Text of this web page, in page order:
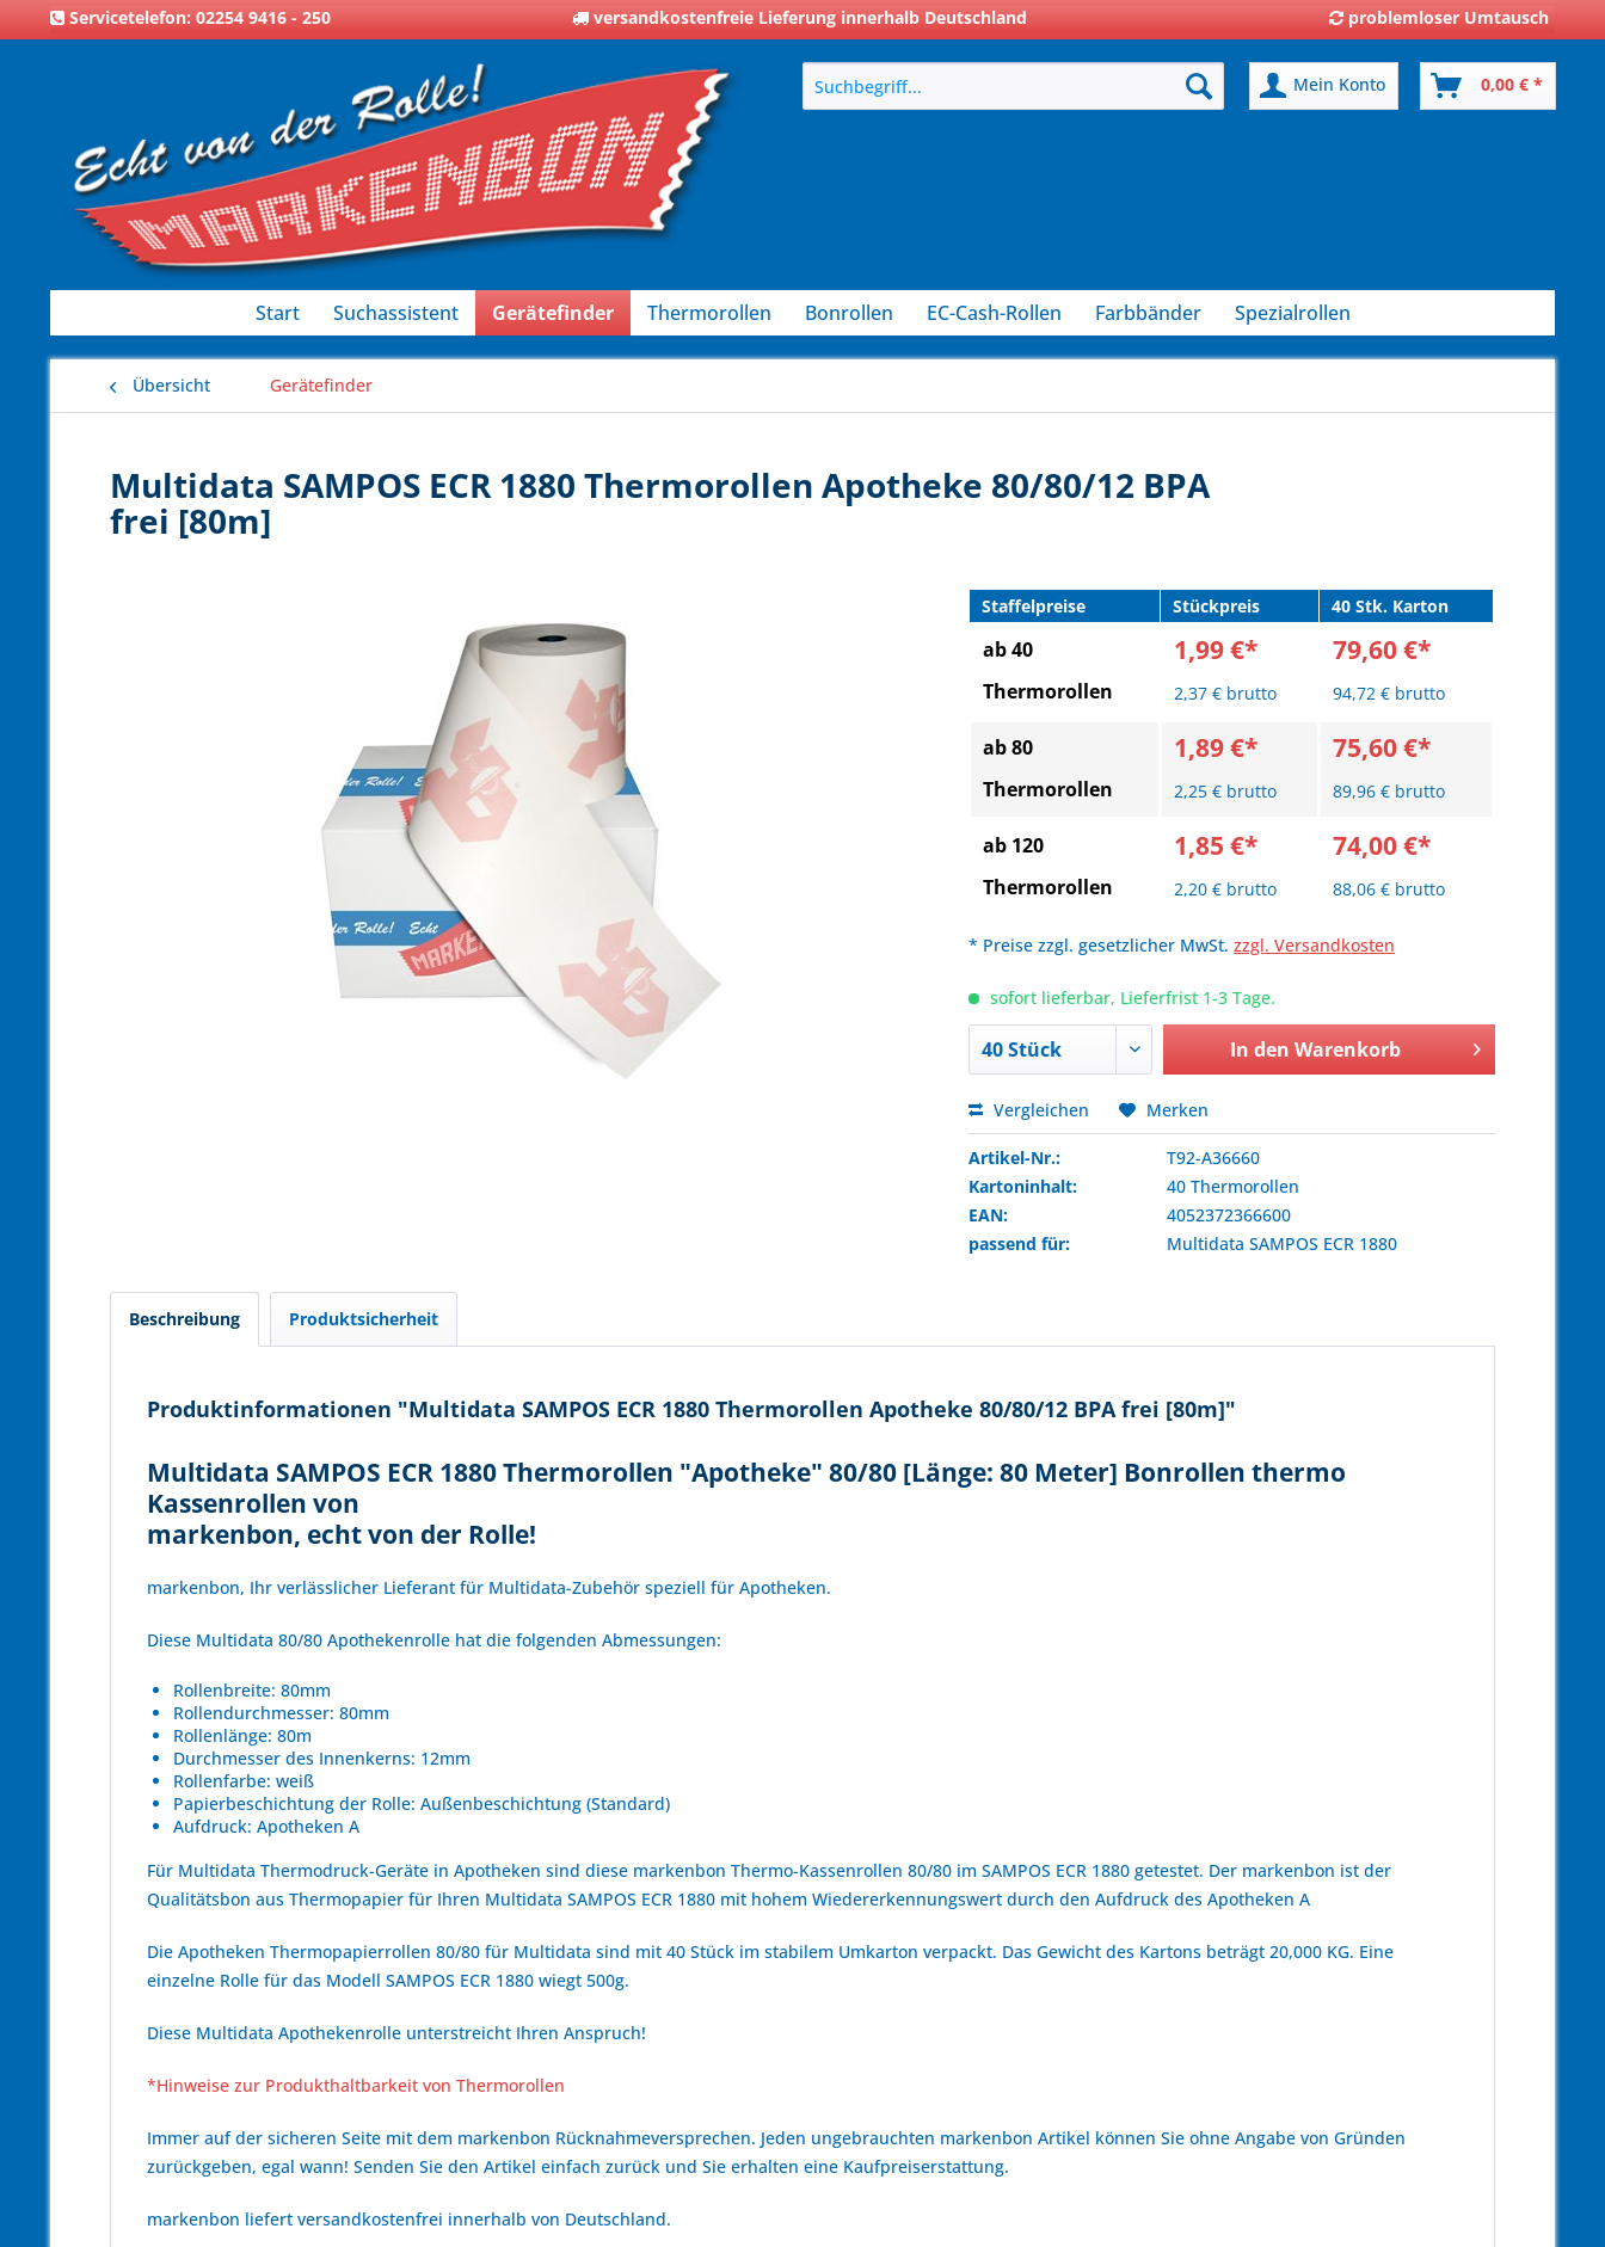
Servicetelefon: 02254 9416 - 250 versandkostenfreie Lieferung innerhalb Deutschland problemloser Umtausch
Mein Konto 0,00 € *
Start Suchassistent Gerätefinder Thermorollen Bonrollen EC-Cash-Rollen Farbbänder Spezialrollen
Übersicht Gerätefinder
Multidata SAMPOS ECR 1880 Thermorollen Apotheke 80/80/12 BPA
frei [80m]
Staffelpreise Stückpreis 40 Stk. Karton
ab 40
Thermorollen
1,99 €*
2,37 € brutto
79,60 €*
94,72 € brutto
ab 80
Thermorollen
1,89 €*
2,25 € brutto
75,60 €*
89,96 € brutto
ab 120
Thermorollen
1,85 €*
2,20 € brutto
74,00 €*
88,06 € brutto
* Preise zzgl. gesetzlicher MwSt.zzgl. Versandkosten
sofort lieferbar, Lieferfrist 1-3 Tage.
In den Warenkorb
Vergleichen Merken
Artikel-Nr.:
T92-A36660
Kartoninhalt:
40 Thermorollen
EAN:
4052372366600
passend für:
Multidata SAMPOS ECR 1880
Beschreibung Produktsicherheit
Produktinformationen "Multidata SAMPOS ECR 1880 Thermorollen Apotheke 80/80/12 BPA frei [80m]"
Multidata SAMPOS ECR 1880 Thermorollen "Apotheke" 80/80 [Länge: 80 Meter] Bonrollen thermo
Kassenrollen von
markenbon, echt von der Rolle!
markenbon, Ihr verlässlicher Lieferant für Multidata-Zubehör speziell für Apotheken.
Diese Multidata 80/80 Apothekenrolle hat die folgenden Abmessungen:
Rollenbreite: 80mm
Rollendurchmesser: 80mm
Rollenlänge: 80m
Durchmesser des Innenkerns: 12mm
Rollenfarbe: weiß
Papierbeschichtung der Rolle: Außenbeschichtung (Standard)
Aufdruck: Apotheken A
Für Multidata Thermodruck-Geräte in Apotheken sind diese markenbon Thermo-Kassenrollen 80/80 im SAMPOS ECR 1880 getestet. Der markenbon ist der
Qualitätsbon aus Thermopapier für Ihren Multidata SAMPOS ECR 1880 mit hohem Wiedererkennungswert durch den Aufdruck des Apotheken A
Die Apotheken Thermopapierrollen 80/80 für Multidata sind mit 40 Stück im stabilem Umkarton verpackt. Das Gewicht des Kartons beträgt 20,000 KG. Eine
einzelne Rolle für das Modell SAMPOS ECR 1880 wiegt 500g.
Diese Multidata Apothekenrolle unterstreicht Ihren Anspruch!
*Hinweise zur Produkthaltbarkeit von Thermorollen
Immer auf der sicheren Seite mit dem markenbon Rücknahmeversprechen. Jeden ungebrauchten markenbon Artikel können Sie ohne Angabe von Gründen
zurückgeben, egal wann! Senden Sie den Artikel einfach zurück und Sie erhalten eine Kaufpreiserstattung.
markenbon liefert versandkostenfrei innerhalb von Deutschland.